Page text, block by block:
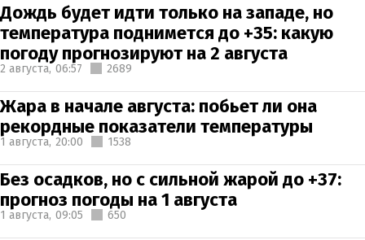
Дождь будет идти только на западе, но
температура поднимется до +35: какую
погоду прогнозируют на 2 августа
2 августа, 06:57 2689
Жара в начале августа: побьет ли она
рекордные показатели температуры
1 августа, 20:00 1538
Без осадков, но с сильной жарой до +37:
прогноз погоды на 1 августа
1 августа, 09:05 650